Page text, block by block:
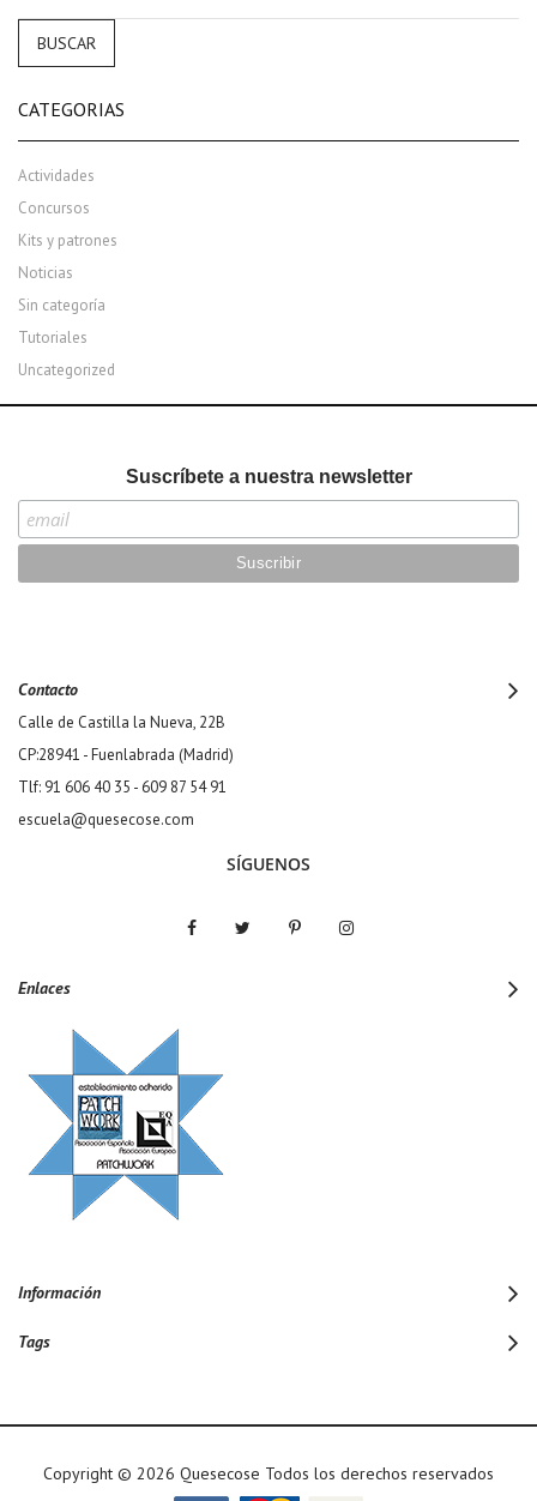
BUSCAR
CATEGORIAS
Actividades
Concursos
Kits y patrones
Noticias
Sin categoría
Tutoriales
Uncategorized
Suscríbete a nuestra newsletter
Contacto
Calle de Castilla la Nueva, 22B
CP:28941 - Fuenlabrada (Madrid)
Tlf: 91 606 40 35 - 609 87 54 91
escuela@quesecose.com
SÍGUENOS
Enlaces
Información
Tags
Copyright © 2026 Quesecose Todos los derechos reservados